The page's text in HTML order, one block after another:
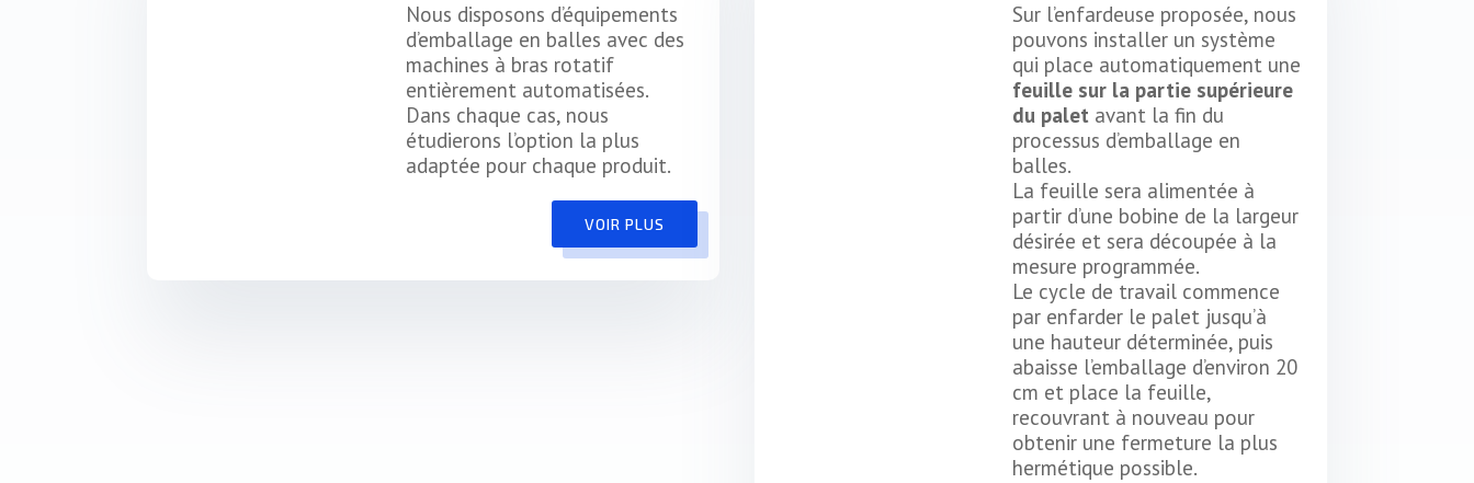
Nous disposons d’équipements
d’emballage en balles avec des
machines à bras rotatif
entièrement automatisées.
Dans chaque cas, nous
étudierons l’option la plus
adaptée pour chaque produit.
VOIR PLUS
Sur l’enfardeuse proposée, nous
pouvons installer un système
qui place automatiquement une
feuille sur la partie supérieure
du palet avant la fin du
processus d’emballage en
balles.
La feuille sera alimentée à
partir d’une bobine de la largeur
désirée et sera découpée à la
mesure programmée.
Le cycle de travail commence
par enfarder le palet jusqu’à
une hauteur déterminée, puis
abaisse l’emballage d’environ 20
cm et place la feuille,
recouvrant à nouveau pour
obtenir une fermeture la plus
hermétique possible.